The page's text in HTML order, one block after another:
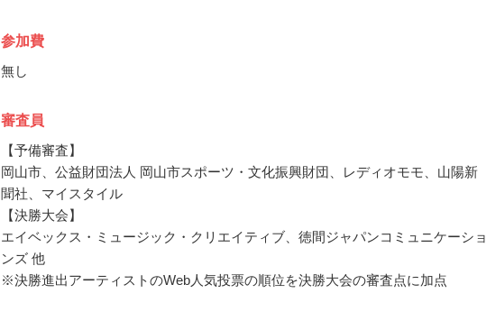
参加費
無し
審査員
【予備審査】
岡山市、公益財団法人 岡山市スポーツ・文化振興財団、レディオモモ、山陽新
聞社、マイスタイル
【決勝大会】
エイベックス・ミュージック・クリエイティブ、徳間ジャパンコミュニケーショ
ンズ 他
※決勝進出アーティストのWeb人気投票の順位を決勝大会の審査点に加点